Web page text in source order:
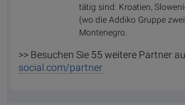
tätig sind: Kroatien,
(wo die Addiko Gruppe
Montenegro.
>> Besuchen Sie 55 weitere Partner
social.com/partner